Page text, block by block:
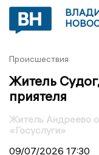
Происшествия
Житель
приятеля
Житель Андреево
«Госуслуги»
09/07/2026 17:30